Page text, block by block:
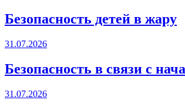
Безопасность детей в жару
31.07.2026
Безопасность в связи с
31.07.2026